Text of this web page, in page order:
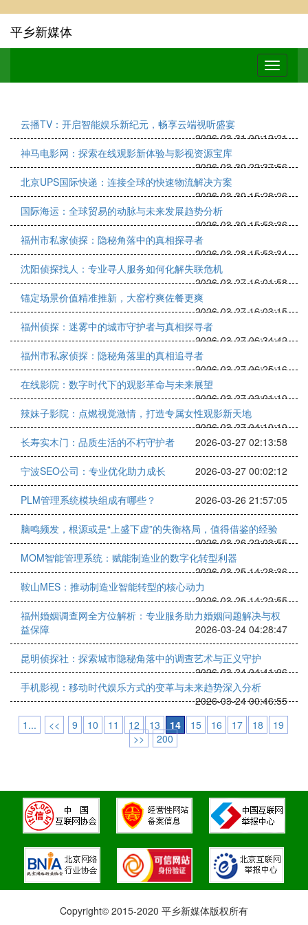
平乡新媒体
云播TV：开启智能娱乐新纪元，畅享云端视听盛宴
2026-03-31 00:12:21
神马电影网：探索在线观影新体验与影视资源宝库
2026-03-30 22:37:56
北京UPS国际快递：连接全球的快速物流解决方案
2026-03-30 15:28:26
国际海运：全球贸易的动脉与未来发展趋势分析
2026-03-30 15:53:36
福州市私家侦探：隐秘角落中的真相探寻者
2026-03-28 15:53:34
沈阳侦探找人：专业寻人服务如何化解失联危机
2026-03-27 16:01:58
锚定场景价值精准推新，大窑柠爽佐餐更爽
2026-03-27 16:03:15
福州侦探：迷雾中的城市守护者与真相探寻者
2026-03-27 06:34:42
福州市私家侦探：隐秘角落里的真相追寻者
2026-03-27 06:25:16
在线影院：数字时代下的观影革命与未来展望
2026-03-27 03:01:10
辣妹子影院：点燃视觉激情，打造专属女性观影新天地
2026-03-27 04:10:10
长寿实木门：品质生活的不朽守护者
2026-03-27 02:13:58
宁波SEO公司：专业优化助力成长 2026-03-27 00:02:12
PLM管理系统模块组成有哪些？ 2026-03-26 21:57:05
脑鸣频发，根源或是“上盛下虚”的失衡格局，值得借鉴的经验
2026-03-26 22:03:55
MOM智能管理系统：赋能制造业的数字化转型利器
2026-03-25 14:28:36
鞍山MES：推动制造业智能转型的核心动力
2026-03-25 14:22:55
福州婚姻调查网全方位解析：专业服务助力婚姻问题解决与权
益保障
2026-03-24 04:28:47
昆明侦探社：探索城市隐秘角落中的调查艺术与正义守护
2026-03-24 04:41:06
手机影视：移动时代娱乐方式的变革与未来趋势深入分析
2026-03-24 00:46:55
1...
<< 9 10 11 12 13 14 15 16 17 18
19
>>
200
Copyright© 2015-2020 平乡新媒体版权所有